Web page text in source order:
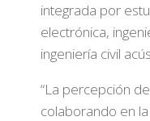
integrada por
electrónica,
ingeniería civil
“La percepción
colaborando en